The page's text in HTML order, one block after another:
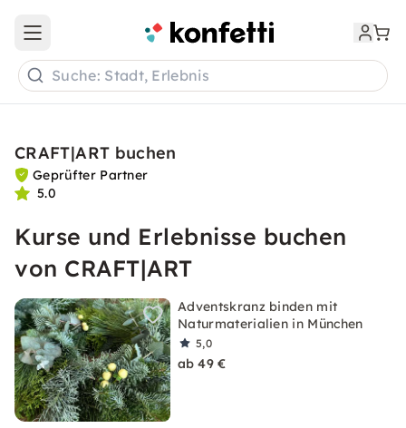
Open main menu
Suche: Stadt, Erlebnis
CRAFT|ART buchen
Geprüfter Partner
5.0
Kurse und Erlebnisse buchen
von CRAFT|ART
Adventskranz binden mit
Naturmaterialien in München
5,0
ab 49 €